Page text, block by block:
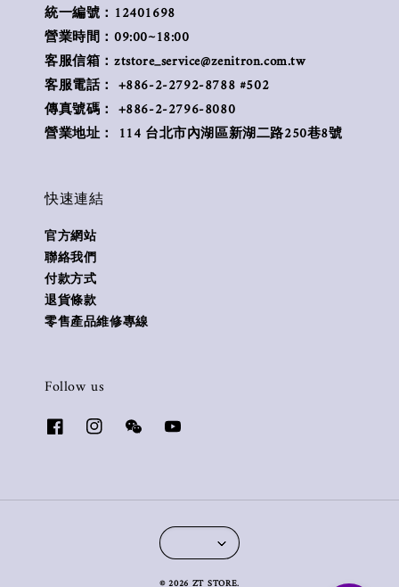
統一編號：12401698
營業時間：09:00~18:00
客服信箱：ztstore_service@zenitron.com.tw
客服電話： +886-2-2792-8788 #502
傳真號碼： +886-2-2796-8080
營業地址： 114 台北市內湖區新湖二路250巷8號
快速連結
官方網站
聯絡我們
付款方式
退貨條款
零售產品維修專線
Follow us
© 2026 ZT STORE.